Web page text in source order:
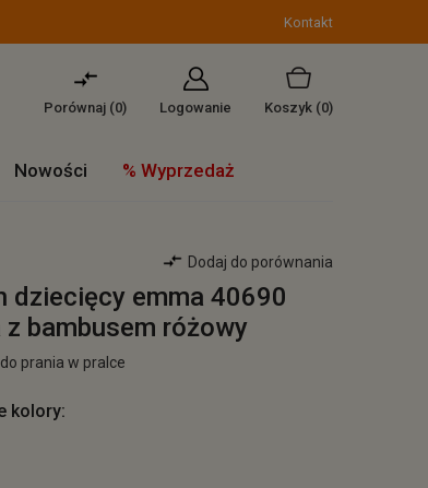
Kontakt
Porównaj (0) Logowanie Koszyk (0)
Nowości % Wyprzedaż
Dodaj do porównania
dziecięcy emma 40690
z bambusem różowy
prania w pralce
kolory: